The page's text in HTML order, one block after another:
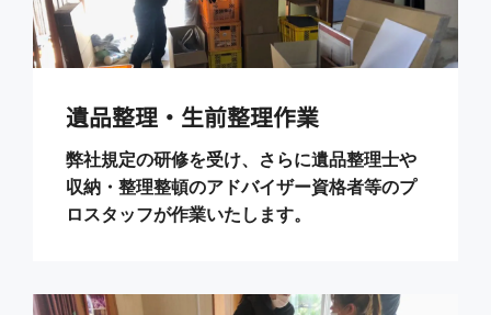
遺品整理・生前整理作業
弊社規定の研修を受け、さらに遺品整理士や
収納・整理整頓のアドバイザー資格者等のプ
ロスタッフが作業いたします。